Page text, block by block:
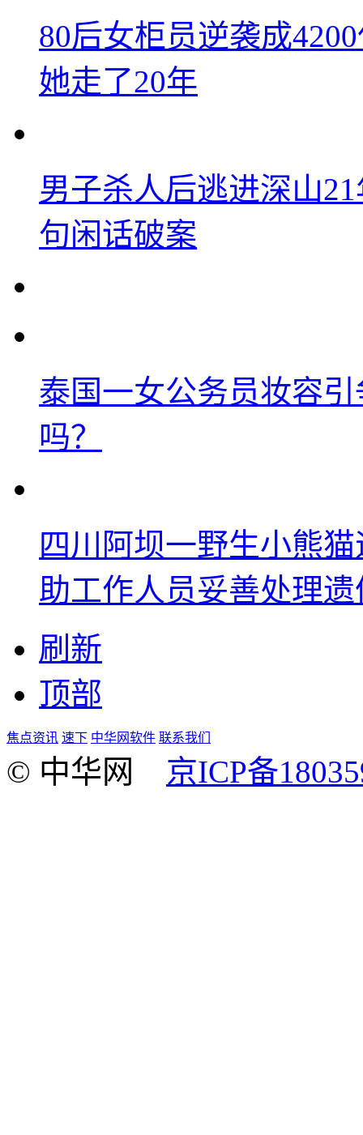
80后女柜员逆袭成
她走了20年
男子杀人后逃进深山
句闲话破案
泰国一女公务员妆容
吗？
四川阿坝一野生小熊
助工作人员妥善处理遗
刷新
顶部
焦点资讯 速下 中华网软件 联系我们
© 中华网 京ICP备